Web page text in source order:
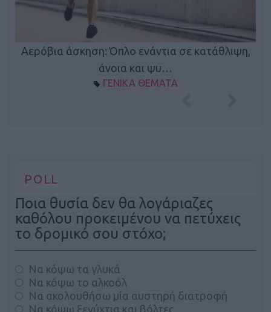
Αερόβια άσκηση: Όπλο ενάντια σε κατάθλιψη,
άνοια και ψυ…
ΓΕΝΙΚΑ ΘΕΜΑΤΑ
POLL
Ποια θυσία δεν θα λογάριαζες
καθόλου προκειμένου να πετύχεις
το δρομικό σου στόχο;
Να κόψω τα γλυκά
Να κόψω το αλκοόλ
Να ακολουθήσω μία αυστηρή διατροφή
Να κόψω ξενύχτια και βόλτες